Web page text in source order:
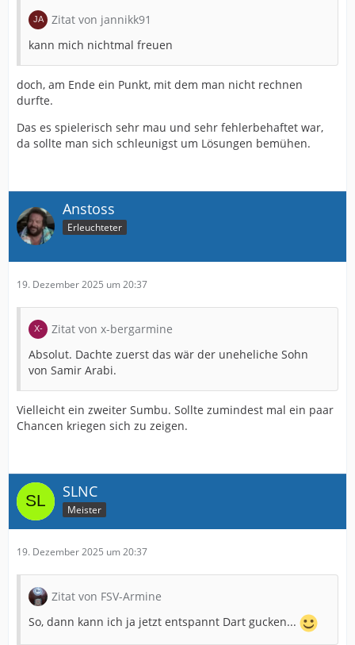
Zitat von jannikk91
kann mich nichtmal freuen
doch, am Ende ein Punkt, mit dem man nicht rechnen
durfte.
Das es spielerisch sehr mau und sehr fehlerbehaftet war,
da sollte man sich schleunigst um Lösungen bemühen.
Anstoss
Erleuchteter
19. Dezember 2025 um 20:37
Zitat von x-bergarmine
Absolut. Dachte zuerst das wär der uneheliche Sohn
von Samir Arabi.
Vielleicht ein zweiter Sumbu. Sollte zumindest mal ein paar
Chancen kriegen sich zu zeigen.
SLNC
Meister
19. Dezember 2025 um 20:37
Zitat von FSV-Armine
So, dann kann ich ja jetzt entspannt Dart gucken...